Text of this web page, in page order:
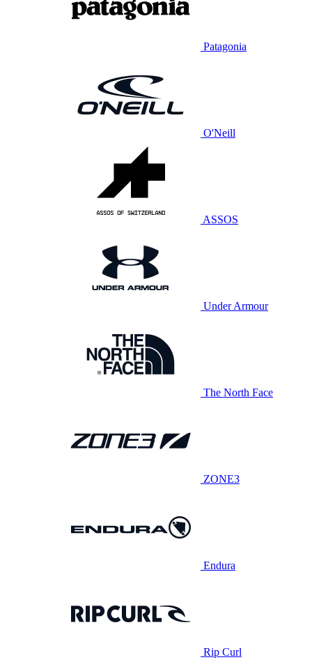
Patagonia
O'Neill
ASSOS
Under Armour
The North Face
ZONE3
Endura
Rip Curl